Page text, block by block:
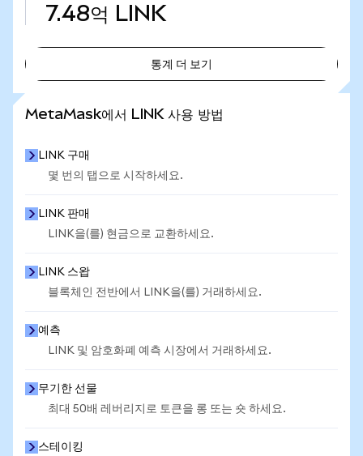
7.48억 LINK
통계 더 보기
MetaMask에서 LINK 사용 방법
LINK 구매
몇 번의 탭으로 시작하세요.
LINK 판매
LINK을(를) 현금으로 교환하세요.
LINK 스왑
블록체인 전반에서 LINK을(를) 거래하세요.
예측
LINK 및 암호화폐 예측 시장에서 거래하세요.
무기한 선물
최대 50배 레버리지로 토큰을 롱 또는 숏 하세요.
스테이킹